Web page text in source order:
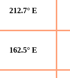
212.7° E
162.5° E